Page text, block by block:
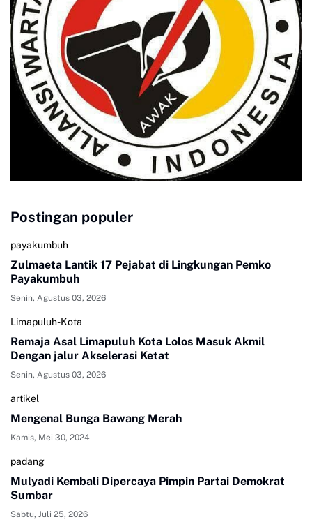
Postingan populer
payakumbuh
Zulmaeta Lantik 17 Pejabat di Lingkungan Pemko
Payakumbuh
Senin, Agustus 03, 2026
Limapuluh-Kota
Remaja Asal Limapuluh Kota Lolos Masuk Akmil
Dengan jalur Akselerasi Ketat
Senin, Agustus 03, 2026
artikel
Mengenal Bunga Bawang Merah
Kamis, Mei 30, 2024
padang
Mulyadi Kembali Dipercaya Pimpin Partai Demokrat
Sumbar
Sabtu, Juli 25, 2026